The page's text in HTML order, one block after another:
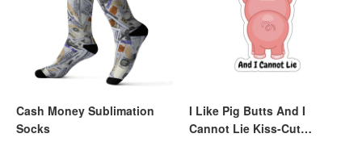
Cash Money Sublimation
Socks
I Like Pig Butts And I
Cannot Lie Kiss-Cut